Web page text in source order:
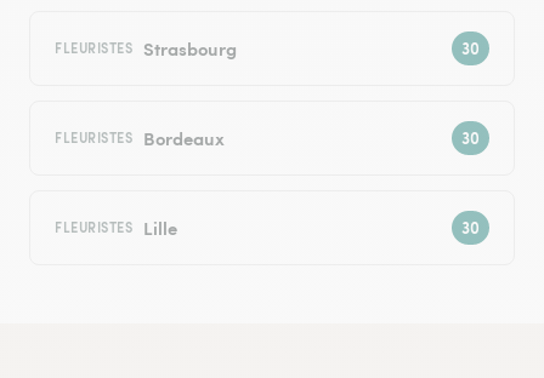
FLEURISTES Strasbourg
FLEURISTES Bordeaux
FLEURISTES Lille